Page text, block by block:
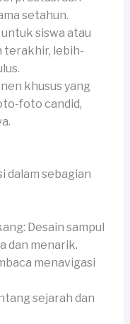
setahun.
untuk siswa atau
terakhir, lebih-
khusus yang
foto candid,
dalam sebagian
Desain sampul
dan menarik.
menavigasi
sejarah dan